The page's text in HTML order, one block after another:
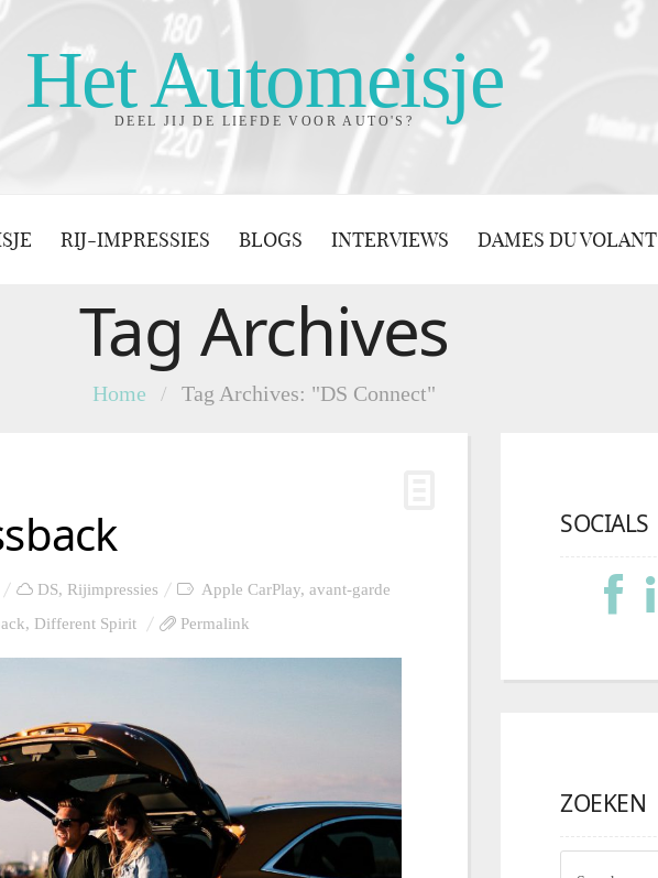
Het Automeisje
DEEL JIJ DE LIEFDE VOOR AUTO'S?
RIJ-IMPRESSIES BLOGS INTERVIEWS DAMES DU VOLANT
Tag Archives
Home / Tag Archives: "DS Connect"
DS, Rijimpressies Apple CarPlay, avant-garde
, Different Spirit Permalink
SOCIALS
ZOEKEN